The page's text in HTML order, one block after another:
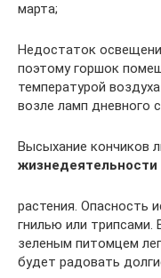
марта;
Недостаток
поэтому горшок
температурой
возле ламп дневного
Высыхание кончиков
жизнедеятельности
растения. Опасность
гнилью или трипсами.
зеленым питомцем
будет радовать